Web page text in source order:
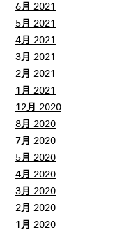
6月 2021
5月 2021
4月 2021
3月 2021
2月 2021
1月 2021
12月 2020
8月 2020
7月 2020
5月 2020
4月 2020
3月 2020
2月 2020
1月 2020